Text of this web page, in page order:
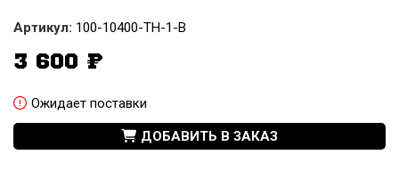
Артикул: 100-10400-TH-1-B
3 600 ₽
Ожидает поставки
ДОБАВИТЬ В ЗАКАЗ